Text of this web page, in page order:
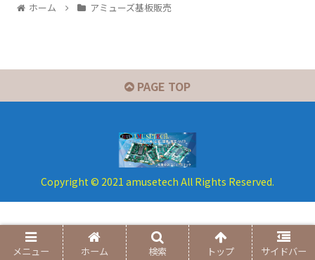
ホーム アミューズ基板販売
PAGE TOP
Copyright © 2021 amusetech All Rights Reserved.
メニュー ホーム 検索 トップ サイドバー